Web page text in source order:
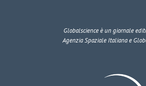
Globalscienceè un giornale
Agenzia Spaziale Italiana e